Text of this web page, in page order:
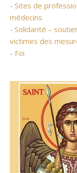
- Sites de
médecins
- Solidarité –
victimes des
- Foi